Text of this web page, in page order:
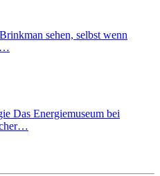
sehen, selbst wenn
Das Energiemuseum bei